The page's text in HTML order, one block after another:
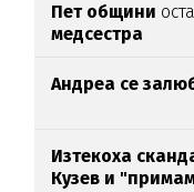
Пет общини
медсестра
Андреа се
Изтекоха
Кузев и